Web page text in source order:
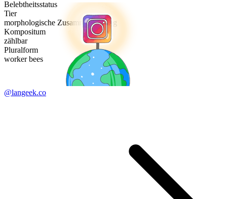
Belebtheitsstatus
Tier
morphologische Zusammensetzung
Kompositum
zählbar
Pluralform
worker bees
@langeek.co